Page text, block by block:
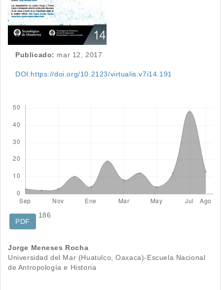
Publicado: mar 12, 2017
DOI:https://doi.org/10.2123/virtualis.v7i14.191
186
PDF
Contenido
principal
Jorge Meneses Rocha
Universidad del Mar (Huatulco, Oaxaca)-Escuela Nacional
de Antropología e Historia